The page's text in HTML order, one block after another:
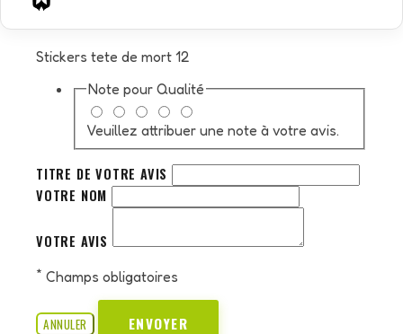
Stickers tete de mort 12
Note pour Qualité
Veuillez attribuer une note à votre avis.
TITRE DE VOTRE AVIS
VOTRE NOM
VOTRE AVIS
* Champs obligatoires
ANNULER ENVOYER